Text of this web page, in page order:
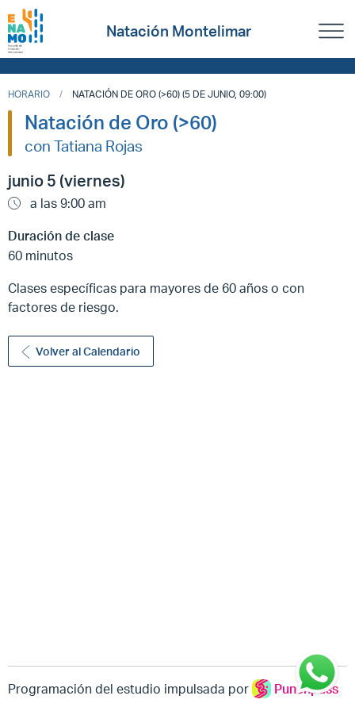
Natación Montelimar
HORARIO NATACIÓN DE ORO (>60) (5 DE JUNIO, 09:00)
Natación de Oro (>60)
con Tatiana Rojas
junio 5 (viernes)
a las 9:00 am
Duración de clase
60 minutos
Clases específicas para mayores de 60 años o con
factores de riesgo.
Volver al Calendario
Programación del estudio impulsada por Punchpass